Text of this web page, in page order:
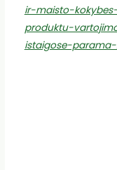
ir-maisto-
produktu-
istaigose-